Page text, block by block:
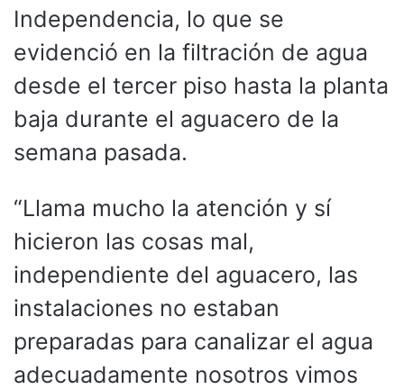
Independencia, lo que se
evidenció en la filtración de agua
desde el tercer piso hasta la planta
baja durante el aguacero de la
semana pasada.
“Llama mucho la atención y sí
hicieron las cosas mal,
independiente del aguacero, las
instalaciones no estaban
preparadas para canalizar el agua
adecuadamente nosotros vimos